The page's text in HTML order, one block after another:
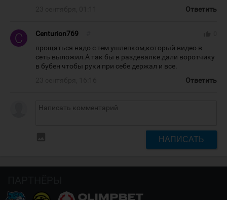
Ответить
Centurion769
прощаться надо с тем ушлепком,который видео в
сеть выложил.А так бы в раздевалке дали воротчику
в бубен чтобы руки при себе держал и все.
Ответить
НАПИСАТЬ